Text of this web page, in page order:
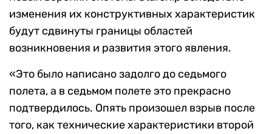
изменения их конструктивных характеристик
будут сдвинуты границы областей
возникновения и развития этого явления.
«Это было написано задолго до седьмого
полета, а в седьмом полете это прекрасно
подтвердилось. Опять произошел взрыв после
того, как технические характеристики второй